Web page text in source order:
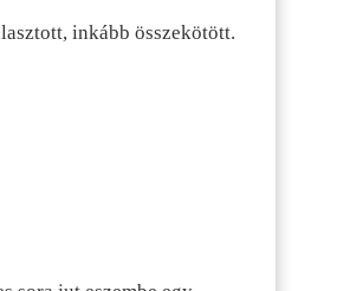
inkább összekötött.